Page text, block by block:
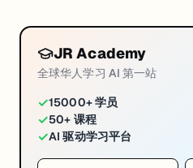
JR Academy
全球华人学习 AI 第一站
✓15000+ 学员
✓50+ 课程
✓AI 驱动学习平台